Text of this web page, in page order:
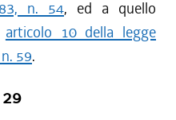
n. 54, ed a quello
articolo 10 della legge
59.